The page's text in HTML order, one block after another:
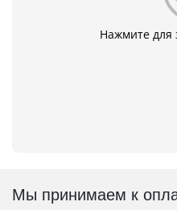
Нажмите для
Мы принимаем к